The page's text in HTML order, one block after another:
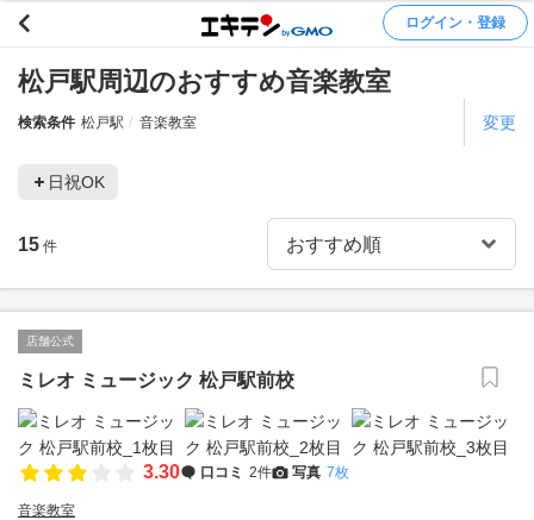
ログイン・登録
松戸駅周辺のおすすめ音楽教室
検索条件 松戸駅 音楽教室 変更
日祝OK
15 件
店舗公式
ミレオ ミュージック 松戸駅前校
3.30 口コミ 2件 写真 7枚
音楽教室